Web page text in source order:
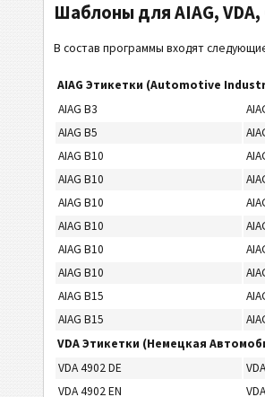
Шаблоны для AIAG,
В состав программы входят
AIAG Этикетки (Automotive
AIAG B3
AIAG B5
AIAG B10
AIAG B10
AIAG B10
AIAG B10
AIAG B10
AIAG B10
AIAG B15
AIAG B15
VDA Этикетки (Немецкая
VDA 4902 DE
VDA 4902 EN